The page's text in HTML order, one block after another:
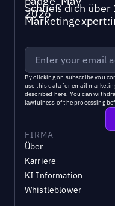
Schließ dich über
By clicking on subscribe you
use this data for email
described here. You can
lawfulness of the processing
FIRMA
Über
Karriere
KI Information
Whistleblower